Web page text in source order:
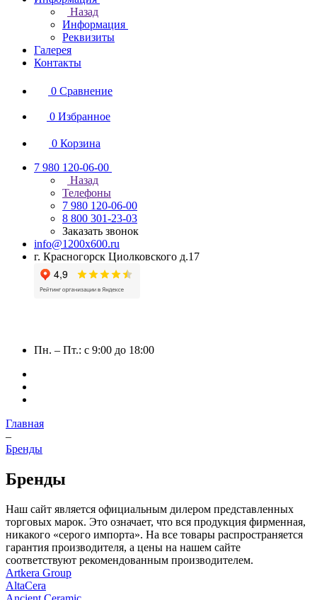
Назад
Информация
Реквизиты
Галерея
Контакты
0 Сравнение
0 Избранное
0 Корзина
7 980 120-06-00
Назад
Телефоны
7 980 120-06-00
8 800 301-23-03
Заказать звонок
info@1200x600.ru
г. Красногорск Циолковского д.17
Пн. – Пт.: с 9:00 до 18:00
Главная
–
Бренды
Бренды
Наш сайт является официальным дилером представленных
торговых марок. Это означает, что вся продукция фирменная,
никакого «серого импорта». На все товары распространяется
гарантия производителя, а цены на нашем сайте
соответствуют рекомендованным производителем.
Artkera Group
AltaCera